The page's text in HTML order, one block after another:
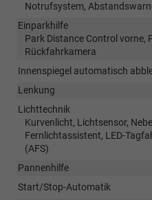
Notrufsystem,
Einparkhilfe
Park Distance Control vorne,
Rückfahrkamera
Innenspiegel automatisch
Lenkung
Lichttechnik
Kurvenlicht, Lichtsensor,
Fernlichtassistent, LED-
(AFS)
Pannenhilfe
Start/Stop-Automatik